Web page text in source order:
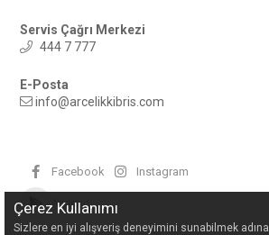
Servis Çağrı Merkezi
444 7 777
E-Posta
info@arcelikkibris.com
Facebook Instagram
Android
Çerez Kullanımı
Sizlere en iyi alışveriş deneyimini sunabilmek adına